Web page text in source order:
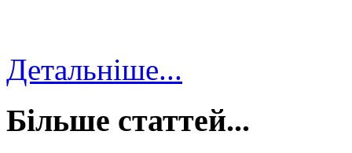
Детальніше...
Більше статтей...